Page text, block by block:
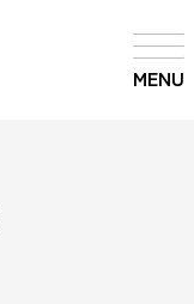
MENU